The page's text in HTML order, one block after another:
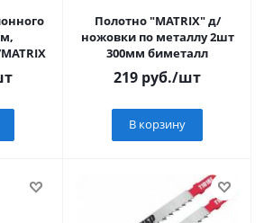
Полотно "MATRIX" д/
ножовки по металлу 2шт
300мм биметалл
219 руб./шт
В корзину